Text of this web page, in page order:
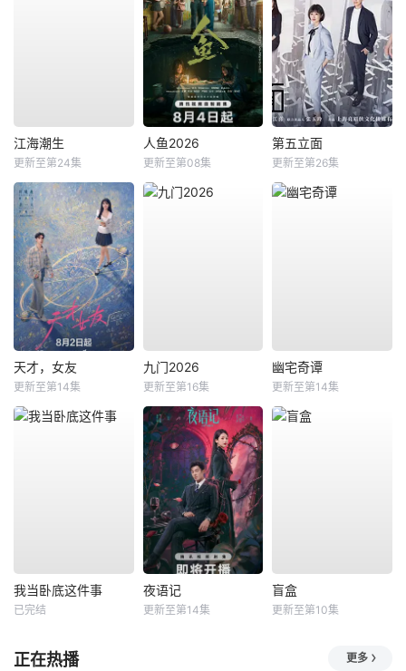
江海潮生
更新至第24集
人鱼2026
更新至第08集
第五立面
更新至第26集
天才，女友
更新至第14集
九门2026
更新至第16集
幽宅奇谭
更新至第14集
我当卧底这件事
已完结
夜语记
更新至第14集
盲盒
更新至第10集
正在热播 更多